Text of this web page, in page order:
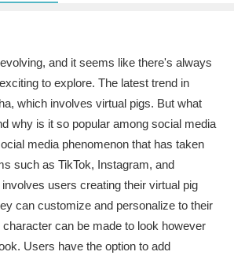
and it seems like there's always
to explore. The latest trend in
which involves virtual pigs. But what
why is it so popular among social media
media phenomenon that has taken
such as TikTok, Instagram, and
users creating their virtual pig
can customize and personalize to their
character can be made to look however
Users have the option to add